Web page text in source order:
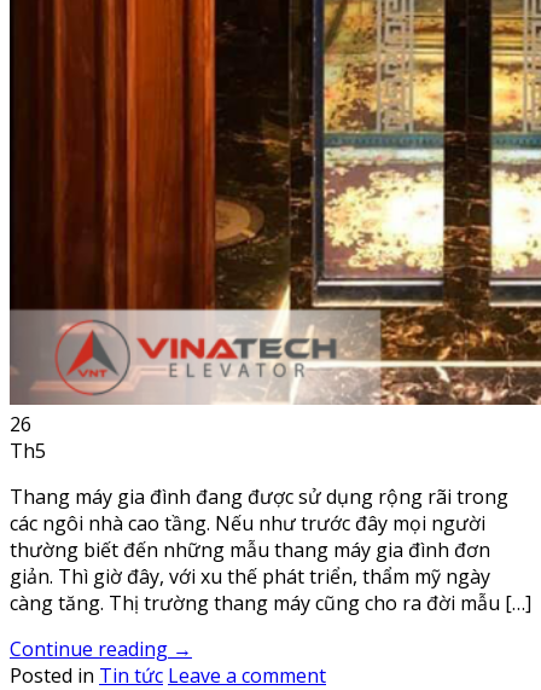
26
Th5
Thang máy gia đình đang được sử dụng rộng rãi trong
các ngôi nhà cao tầng. Nếu như trước đây mọi người
thường biết đến những mẫu thang máy gia đình đơn
giản. Thì giờ đây, với xu thế phát triển, thẩm mỹ ngày
càng tăng. Thị trường thang máy cũng cho ra đời mẫu […]
Continue reading →
Posted in Tin tức Leave a comment